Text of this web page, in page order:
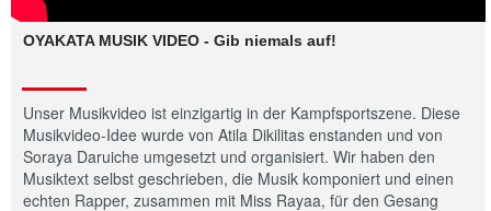
OYAKATA MUSIK VIDEO - Gib niemals auf!
Unser Musikvideo ist einzigartig in der Kampfsportszene. Diese
Musikvideo-Idee wurde von Atila Dikilitas enstanden und von
Soraya Daruiche umgesetzt und organisiert. Wir haben den
Musiktext selbst geschrieben, die Musik komponiert und einen
echten Rapper, zusammen mit Miss Rayaa, für den Gesang